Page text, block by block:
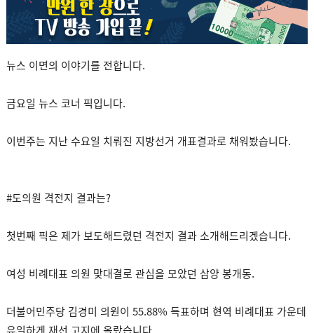
뉴스 이면의 이야기를 전합니다.
금요일 뉴스 코너 픽입니다.
이번주는 지난 수요일 치뤄진 지방선거 개표결과로 채워봤습니다.
#도의원 격전지 결과는?
첫번째 픽은 제가 보도해드렸던 격전지 결과 소개해드리겠습니다.
여성 비례대표 의원 맞대결로 관심을 모았던 삼양 봉개동.
더불어민주당 김경미 의원이 55.88% 득표하며 현역 비례대표 가운데